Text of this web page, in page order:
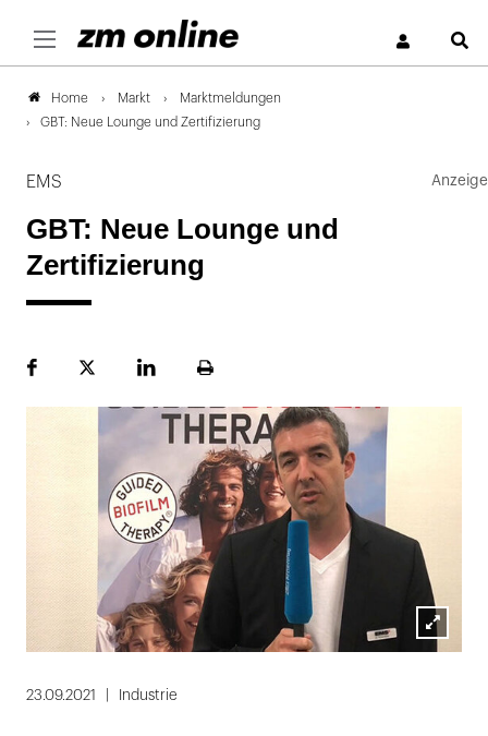
Home Markt
Marktmeldungen
GBT: Neue Lounge und Zertifizierung
EMS
GBT: Neue Lounge und
Zertifizierung
FacebookPlattformLinekdInSeite
Lightbox
23.09.2021 Industrie